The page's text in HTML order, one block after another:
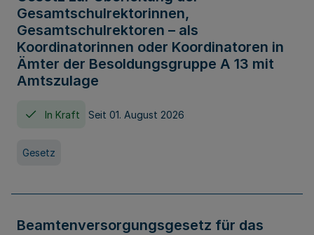
Gesamtschulrektorinnen,
Gesamtschulrektoren – als
Koordinatorinnen oder Koordinatoren in
Ämter der Besoldungsgruppe A 13 mit
Amtszulage
In Kraft Seit 01. August 2026
Gesetz
Beamtenversorgungsgesetz für das